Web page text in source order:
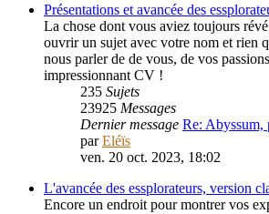
Présentations et avancée des
La chose dont vous aviez toujours
ouvrir un sujet avec votre nom et rien
nous parler de de vous, de vos
impressionnant CV !
235 Sujets
23925 Messages
Dernier message Re: Abyssum,
parEléïs
ven. 20 oct. 2023, 18:02
L'avancée des essplorateurs, version
Encore un endroit pour montrer vos